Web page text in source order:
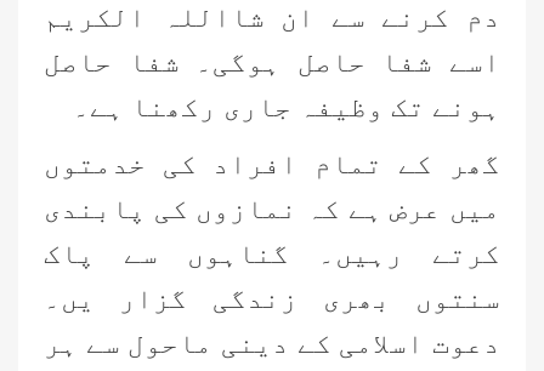
دم کرنے سے ان شااللہ الکریم
اسے شفا حاصل ہوگی۔ شفا حاصل
ہونے تک وظیفہ جاری رکھنا ہے۔
گھر کے تمام افراد کی خدمتوں
میں عرض ہے کہ نمازوں کی پابندی
کرتے رہیں۔ گناہوں سے پاک
سنتوں بھری زندگی گزار یں۔
دعوت اسلامی کے دینی ماحول سے ہر